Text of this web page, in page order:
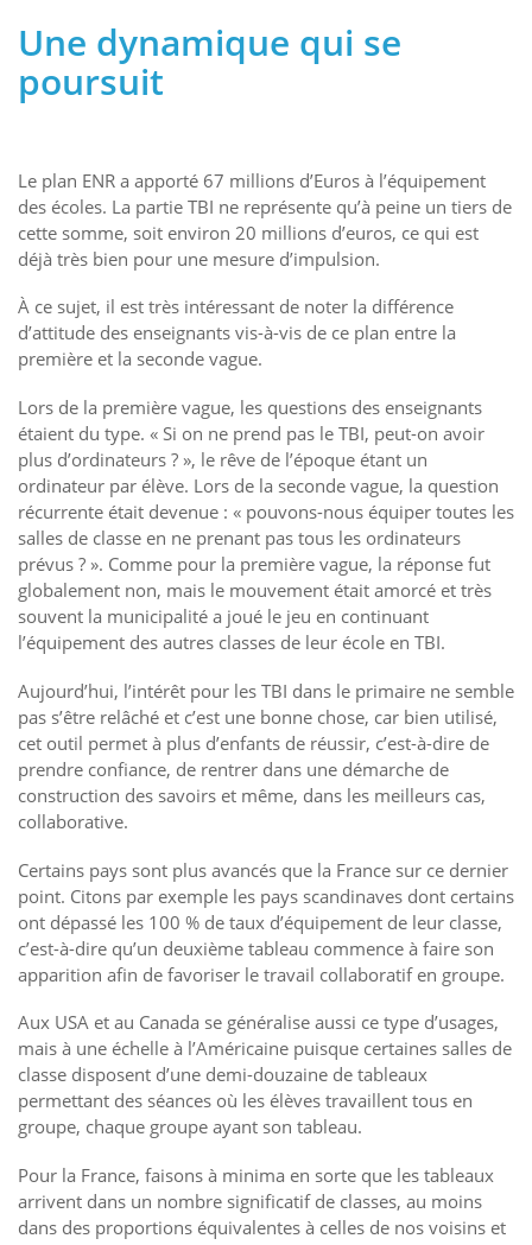
Une dynamique qui se
poursuit
Le plan ENR a apporté 67 millions d’Euros à l’équipement
des écoles. La partie TBI ne représente qu’à peine un tiers de
cette somme, soit environ 20 millions d’euros, ce qui est
déjà très bien pour une mesure d’impulsion.
À ce sujet, il est très intéressant de noter la différence
d’attitude des enseignants vis-à-vis de ce plan entre la
première et la seconde vague.
Lors de la première vague, les questions des enseignants
étaient du type. « Si on ne prend pas le TBI, peut-on avoir
plus d’ordinateurs ? », le rêve de l’époque étant un
ordinateur par élève. Lors de la seconde vague, la question
récurrente était devenue : « pouvons-nous équiper toutes les
salles de classe en ne prenant pas tous les ordinateurs
prévus ? ». Comme pour la première vague, la réponse fut
globalement non, mais le mouvement était amorcé et très
souvent la municipalité a joué le jeu en continuant
l’équipement des autres classes de leur école en TBI.
Aujourd’hui, l’intérêt pour les TBI dans le primaire ne semble
pas s’être relâché et c’est une bonne chose, car bien utilisé,
cet outil permet à plus d’enfants de réussir, c’est-à-dire de
prendre confiance, de rentrer dans une démarche de
construction des savoirs et même, dans les meilleurs cas,
collaborative.
Certains pays sont plus avancés que la France sur ce dernier
point. Citons par exemple les pays scandinaves dont certains
ont dépassé les 100 % de taux d’équipement de leur classe,
c’est-à-dire qu’un deuxième tableau commence à faire son
apparition afin de favoriser le travail collaboratif en groupe.
Aux USA et au Canada se généralise aussi ce type d’usages,
mais à une échelle à l’Américaine puisque certaines salles de
classe disposent d’une demi-douzaine de tableaux
permettant des séances où les élèves travaillent tous en
groupe, chaque groupe ayant son tableau.
Pour la France, faisons à minima en sorte que les tableaux
arrivent dans un nombre significatif de classes, au moins
dans des proportions équivalentes à celles de nos voisins et